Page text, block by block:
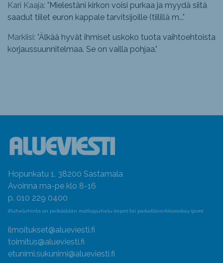
Kari Kaaja: "Mielestäni kirkon voisi purkaa ja myydä siitä
saadut tiilet euron kappale tarvitsijoille (tiilillä m..."
Markiisi: "Älkää hyvät ihmiset uskoko tuota vaihtoehtoista
korjaussuunnitelmaa. Se on vailla pohjaa."
Hopunkatu 1, 38200 Sastamala
Avoinna ma-pe klo 8-16
p. 010 229 0400
(Puheluhinta on pelkästään matkapuhelu (mpm) tai paikallisverkkomaksu (pvm)
ilmoitukset@alueviesti.fi
toimitus@alueviesti.fi
etunimi.sukunimi@alueviesti.fi